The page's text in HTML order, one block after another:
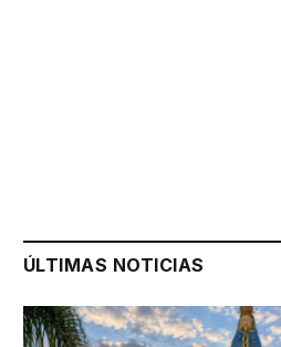
ÚLTIMAS NOTICIAS